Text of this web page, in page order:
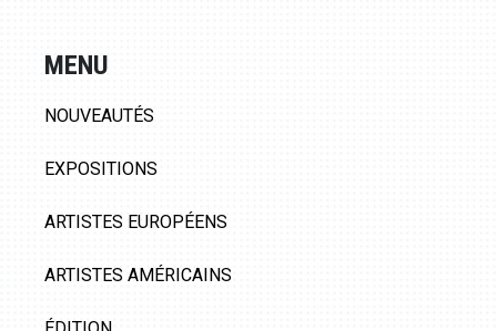
MENU
NOUVEAUTÉS
EXPOSITIONS
ARTISTES EUROPÉENS
ARTISTES AMÉRICAINS